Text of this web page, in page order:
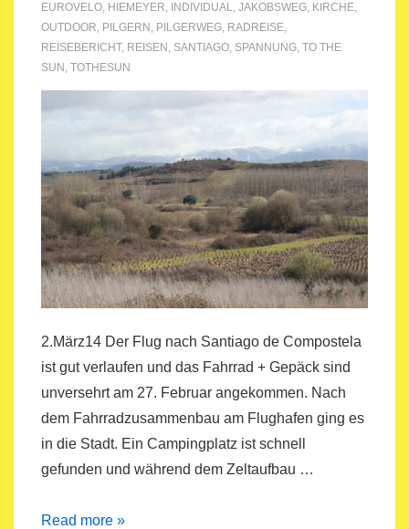
EUROVELO, HIEMEYER, INDIVIDUAL, JAKOBSWEG, KIRCHE,
OUTDOOR, PILGERN , PILGERWEG, RADREISE,
REISEBERICHT, REISEN , SANTIAGO, SPANNUNG, TO THE
SUN , TOTHESUN
2.März14 Der Flug nach Santiago de Compostela
ist gut verlaufen und das Fahrrad + Gepäck sind
unversehrt am 27. Februar angekommen. Nach
dem Fahrradzusammenbau am Flughafen ging es
in die Stadt. Ein Campingplatz ist schnell
gefunden und während dem Zeltaufbau …
Jakobsweg
Read more »